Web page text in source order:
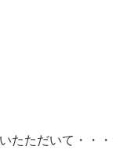
たただいて・・・